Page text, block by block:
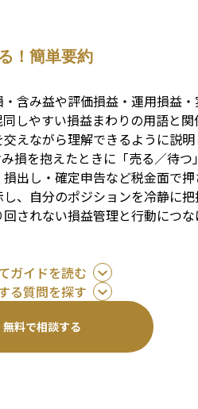
！簡単要約
含み益や評価損益・運用損益
しやすい損益まわりの用語と関
えながら理解できるように説
損を抱えたときに「売る／待つ
出し・確定申告など税金面で
、自分のポジションを冷静に
されない損益管理と行動につ
ガイドを読む
る質問を探す
無料で相談する